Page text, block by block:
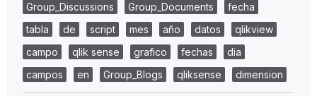
Group_Discussions Group_Documents
fecha
tabla
de script mes año datos
qlikview
campo
qlik sense grafico fechas
dia
campos
en Group_Blogs qliksense dimension